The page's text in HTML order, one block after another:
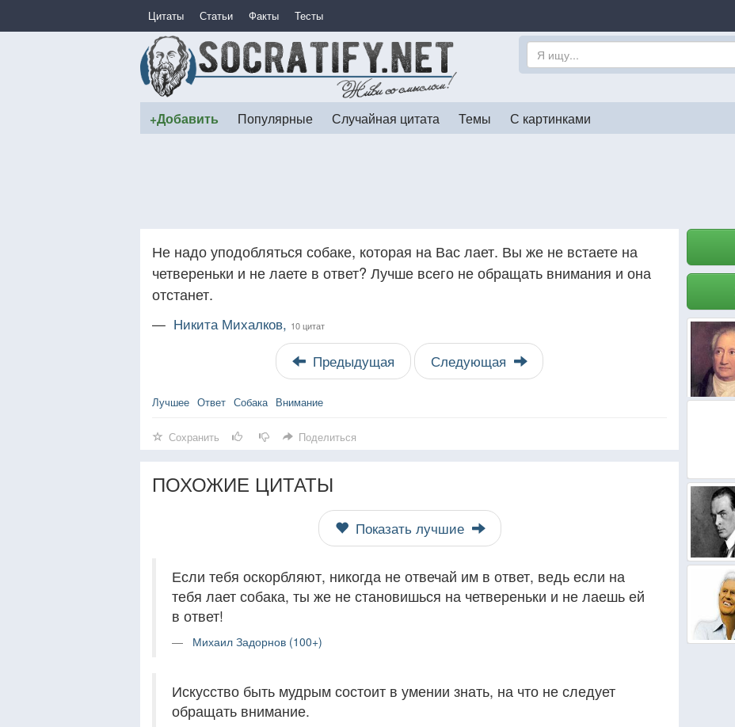
Цитаты Статьи Факты Тесты
+Добавить Популярные Случайная цитата Темы С картинками
Не надо уподобляться собаке, которая на Вас лает. Вы же не встаете на
четвереньки и не лаете в ответ? Лучше всего не обращать внимания и она
отстанет.
— Никита Михалков, 10 цитат
Предыдущая Следующая
Лучшее Ответ Собака Внимание
Сохранить Поделиться
ПОХОЖИЕ ЦИТАТЫ
Показать лучшие
Если тебя оскорбляют, никогда не отвечай им в ответ, ведь если на
тебя лает собака, ты же не становишься на четвереньки и не лаешь ей
в ответ!
Михаил Задорнов (100+)
Искусство быть мудрым состоит в умении знать, на что не следует
обращать внимание.